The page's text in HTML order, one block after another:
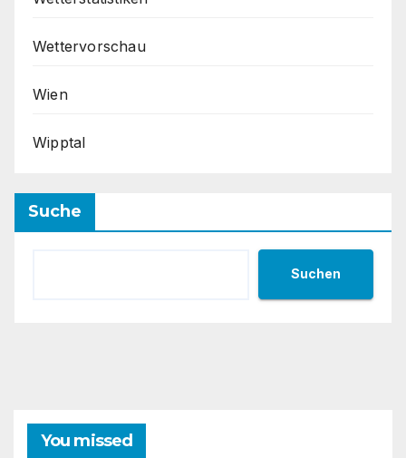
Wettervorschau
Wien
Wipptal
Suche
Suchen
You missed